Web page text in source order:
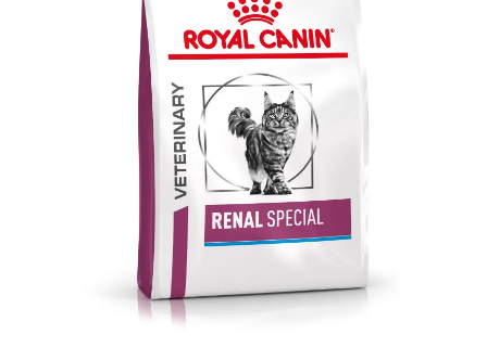
Klinika Veterix
(Po–Pá, 9–19h; So–Ne, 9–14h)
info@veterix.cz
777 319 517 (Po–Pá, 8–15h)
eshop@veterix.cz